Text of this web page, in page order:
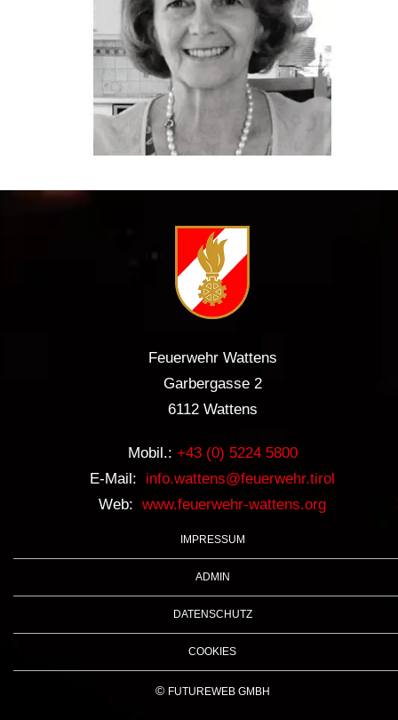
Feuerwehr Wattens
Garbergasse 2
6112 Wattens
Mobil.: +43 (0) 5224 5800
E-Mail:
info.wattens@feuerwehr.tirol
Web: www.feuerwehr-wattens.org
IMPRESSUM
ADMIN
DATENSCHUTZ
COOKIES
© FUTUREWEB GMBH